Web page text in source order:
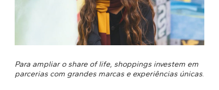
Para ampliar o share of life, shoppings investem em
parcerias com grandes marcas e experiências únicas.